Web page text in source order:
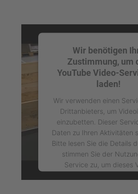
Wir benötigen
Zustimmung, um
YouTube Video-
laden!
Wir verwenden einen
Drittanbieters, um
einzubetten. Dieser
Daten zu Ihren Aktivitäten
Bitte lesen Sie die Details
stimmen Sie der
Service zu, um dieses